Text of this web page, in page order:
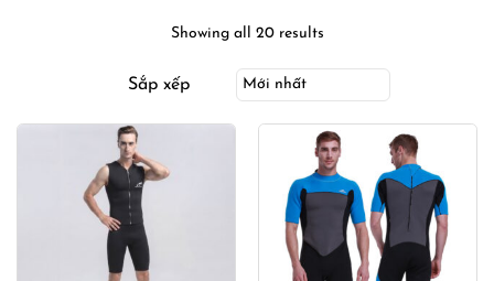
Showing all 20 results
Sắp xếp